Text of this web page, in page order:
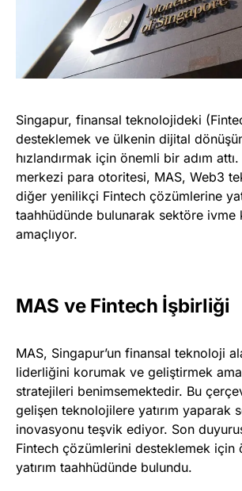
Singapur, finansal teknolojideki
desteklemek ve ülkenin dijital
hızlandırmak için önemli bir adım
merkezi para otoritesi, MAS, Web3
diğer yenilikçi Fintech çözümlerine
taahhüdünde bulunarak sektöre ivme
amaçlıyor.
MAS ve Fintech İşbirliği
MAS, Singapur’un finansal teknoloji
liderliğini korumak ve geliştirmek
stratejileri benimsemektedir. Bu
gelişen teknolojilere yatırım yaparak
inovasyonu teşvik ediyor. Son
Fintech çözümlerini desteklemek için
yatırım taahhüdünde bulundu.